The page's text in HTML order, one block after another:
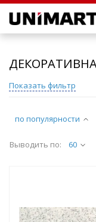
по популярности
Выводить по: 60
Показать фильтр